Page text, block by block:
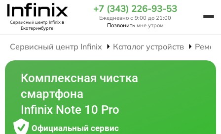
Сервисный центр Infinixв
Екатеринбурге
+7 (343) 226-93-53
Ежедневно с 9:00 до 21:00
Позвонить мне утром
Сервисный центр Infinix Каталог устройств
Комплексная чистка
смартфона
Infinix Note 10 Pro
Официальный сервис